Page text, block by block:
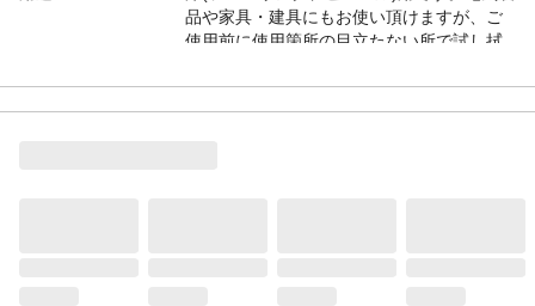
品や家具・建具にもお使い頂けますが、ご
使用前に使用箇所の目立たない所で試し拭
からお使いください。